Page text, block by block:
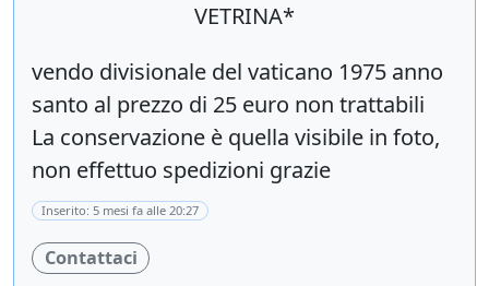
VETRINA*
vendo divisionale del vaticano 1975 anno
santo al prezzo di 25 euro non trattabili
La conservazione è quella visibile in foto,
non effettuo spedizioni grazie
Inserito: 5 mesi fa alle 20:27
Contattaci